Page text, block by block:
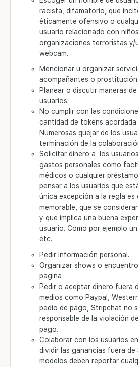
racista, difamatorio, que
éticamente ofensivo o
usuario relacionado con
organizaciones terroristas y/
webcam.
Mencionar u organizar
acompañantes o prostitución.
Planear o discutir maneras
usuarios.
No cumplir con las
cantidad de tokens acordada
Numerosas quejar de los
terminación de la
Solicitar dinero a los
gastos personales como
médicos o cualquier
pensar a los usuarios que
única excepción a la regla es
memorable, que se
y que implica una buena
usuario. Como por ejemplo
etc.
Pedir información personal.
Organizar shows o
pagina
Pedir o aceptar dinero fuera
medios como Paypal,
pedio de pago, Stripchat no
responsable de la violación
pago.
Colaborar con los usuarios
dividir las ganancias fuera de
modelos deben reportar